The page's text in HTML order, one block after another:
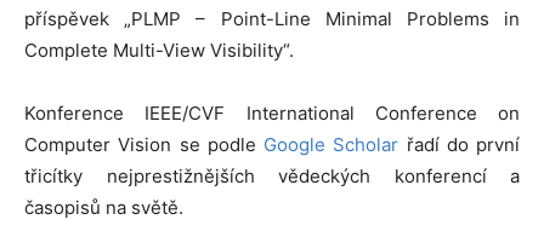
příspěvek „PLMP – Point-Line Minimal Problems in
Complete Multi-View Visibility“.
Konference IEEE/CVF International Conference on
Computer Vision se podle Google Scholar řadí do první
třicítky nejprestižnějších vědeckých konferencí a
časopisů na světě.